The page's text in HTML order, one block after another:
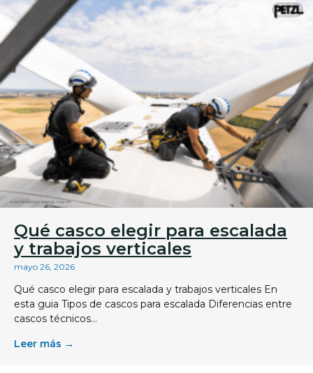
Qué casco elegir para escalada
y trabajos verticales
mayo 26, 2026
Qué casco elegir para escalada y trabajos verticales En
esta guia Tipos de cascos para escalada Diferencias entre
cascos técnicos...
Leer más →